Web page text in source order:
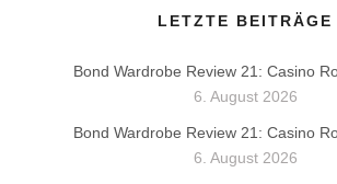
LETZTE BEITRÄGE
Bond Wardrobe Review 21: Casino
6. August 2026
Bond Wardrobe Review 21: Casino
6. August 2026